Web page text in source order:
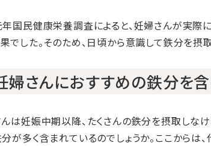
国民健康栄養調査によると、妊婦さんが実際
でした。そのため、日頃から意識して鉄分を摂
婦さんにおすすめの鉄分を
は妊娠中期以降、たくさんの鉄分を摂取しな
が多く含まれているのでしょうか。ここからは